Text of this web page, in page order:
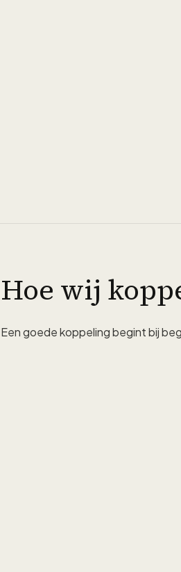
Hoe wij
Een goede koppeling begint bij